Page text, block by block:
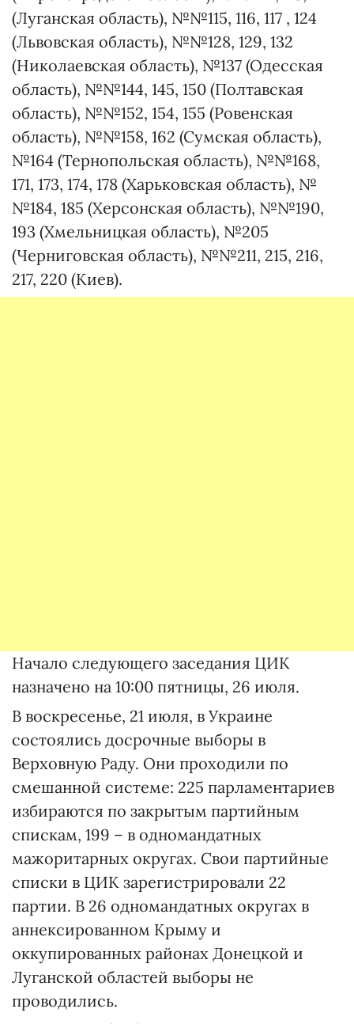
(Луганская область), №№115, 116, 117 , 124
(Львовская область), №№128, 129, 132
(Николаевская область), №137 (Одесская
область), №№144, 145, 150 (Полтавская
область), №№152, 154, 155 (Ровенская
область), №№158, 162 (Сумская область),
№164 (Тернопольская область), №№168,
171, 173, 174, 178 (Харьковская область), №
№184, 185 (Херсонская область), №№190,
193 (Хмельницкая область), №205
(Черниговская область), №№211, 215, 216,
217, 220 (Киев).
Начало следующего заседания ЦИК
назначено на 10:00 пятницы, 26 июля.
В воскресенье, 21 июля, в Украине
состоялись досрочные выборы в
Верховную Раду. Они проходили по
смешанной системе: 225 парламентариев
избираются по закрытым партийным
спискам, 199 – в одномандатных
мажоритарных округах. Свои партийные
списки в ЦИК зарегистрировали 22
партии. В 26 одномандатных округах в
аннексированном Крыму и
оккупированных районах Донецкой и
Луганской областей выборы не
проводились.